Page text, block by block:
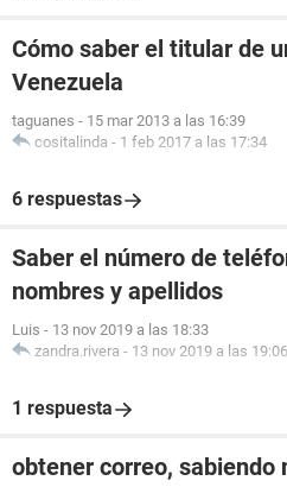
Cómo saber el titular de
Venezuela
taguanes - 15 mar 2013 a las 16:39
cositalinda - 1 feb 2017 a las 17:34
6 respuestas
Saber el número de
nombres y apellidos
Luis - 13 nov 2019 a las 18:33
zandra.rivera - 13 nov 2019 a las 19:06
1 respuesta
obtener correo, sabiendo